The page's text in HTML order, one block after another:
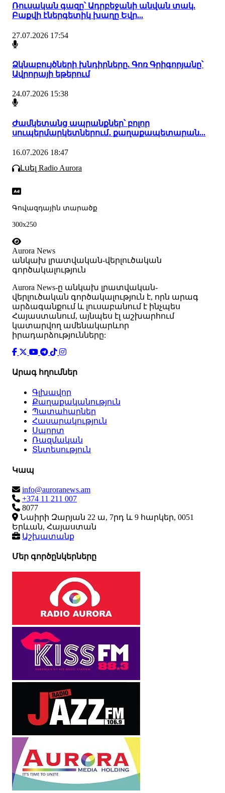
Ռուսական գազը՝ Ադրբեջանի անվան տակ.
Բաքվի էներգետիկ խաղը Եվր...
27.07.2026 17:54
Ձկնաբույծների խնդիրները. Գոռ Գրիգորյանը՝
Ավրորայի եթերում
24.07.2026 15:38
Ժամկետանց ապրանքներ՝ բոլոր
սուպերմարկետներում․ քաղաքապետարան...
16.07.2026 18:47
Լսել Radio Aurora
Գովազդային տարածք
300x250
Aurora News
անկախ լրատվական-վերլուծական
գործակալություն
Аurora News-ը անկախ լրատվական-
վերլուծական գործակալություն է, որն արագ
արձագանքում և լուսաբանում է ինչպես
Հայաստանում, այնպես էլ աշխարհում
կատարվող ամենակարևոր
իրադարձությունները:
Արագ հղումներ
Գլխավոր
Քաղաքականություն
Պատահարներ
Հասարակություն
Սպորտ
Ռազմական
Տնտեսություն
Կապ
info@auroranews.am
+374 11 211 007
8077
Նաիրի Զարյան 22 ա, 7րդ և 9 հարկեր, 0051
Երևան, Հայաստան
Աշխատանք
Մեր գործընկերները